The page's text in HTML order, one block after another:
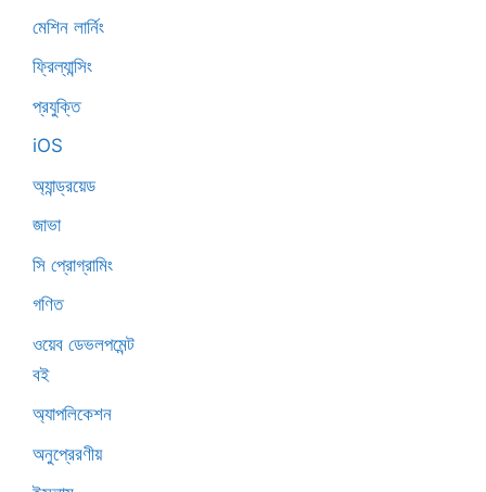
মেশিন লার্নিং
ফ্রিল্যান্সিং
প্রযুক্তি
iOS
অ্যান্ড্রয়েড
জাভা
সি প্রোগ্রামিং
গণিত
ওয়েব ডেভলপমেন্ট
বই
অ্যাপলিকেশন
অনুপ্রেরণীয়